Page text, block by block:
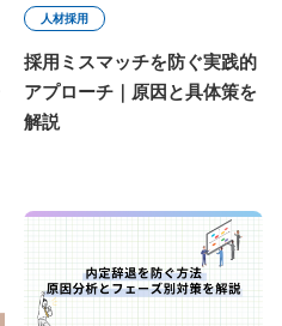
人材採用
採用ミスマッチを防ぐ実践的
アプローチ｜原因と具体策を
解説